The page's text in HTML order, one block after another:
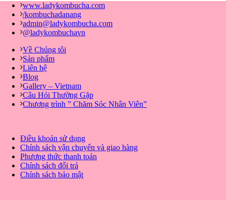
www.ladykombucha.com
/kombuchadanang
admin@ladykombucha.com
@ladykombuchavn
Về Chúng tôi
Sản phẩm
Liên hệ
Blog
Gallery – Vietnam
Câu Hỏi Thường Gặp
Chương trình ” Chăm Sóc Nhân Viên”
Điều khoản sử dụng
Chính sách vận chuyển và giao hàng
Phương thức thanh toán
Chính sách đổi trả
Chính sách bảo mật